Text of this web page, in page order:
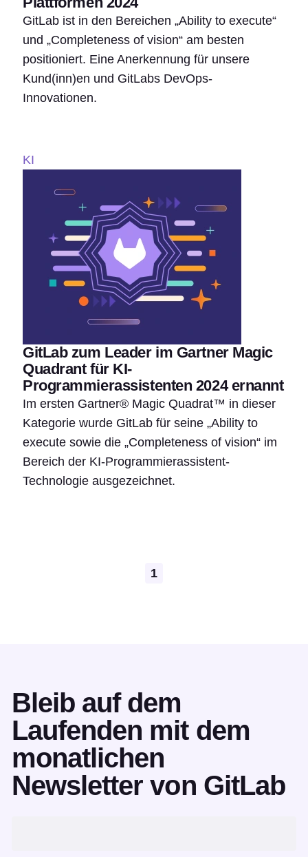
GitLab ist in den Bereichen „Ability to execute“
und „Completeness of vision“ am besten
positioniert. Eine Anerkennung für unsere
Kund(inn)en und GitLabs DevOps-
Innovationen.
KI
GitLab zum Leader im Gartner Magic
Quadrant für KI-
Programmierassistenten 2024 ernannt
Im ersten Gartner® Magic Quadrat™ in dieser
Kategorie wurde GitLab für seine „Ability to
execute sowie die „Completeness of vision“ im
Bereich der KI-Programmierassistent-
Technologie ausgezeichnet.
Pagination
1
Bleib auf dem
Laufenden mit dem
monatlichen
Newsletter von GitLab